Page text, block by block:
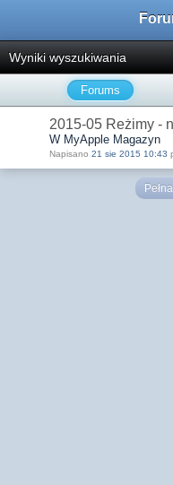
Wyniki wyszukiwania
Forums
2015-05 Reżimy -
W MyApple Magazyn
Napisano 21 sie 2015 10:43